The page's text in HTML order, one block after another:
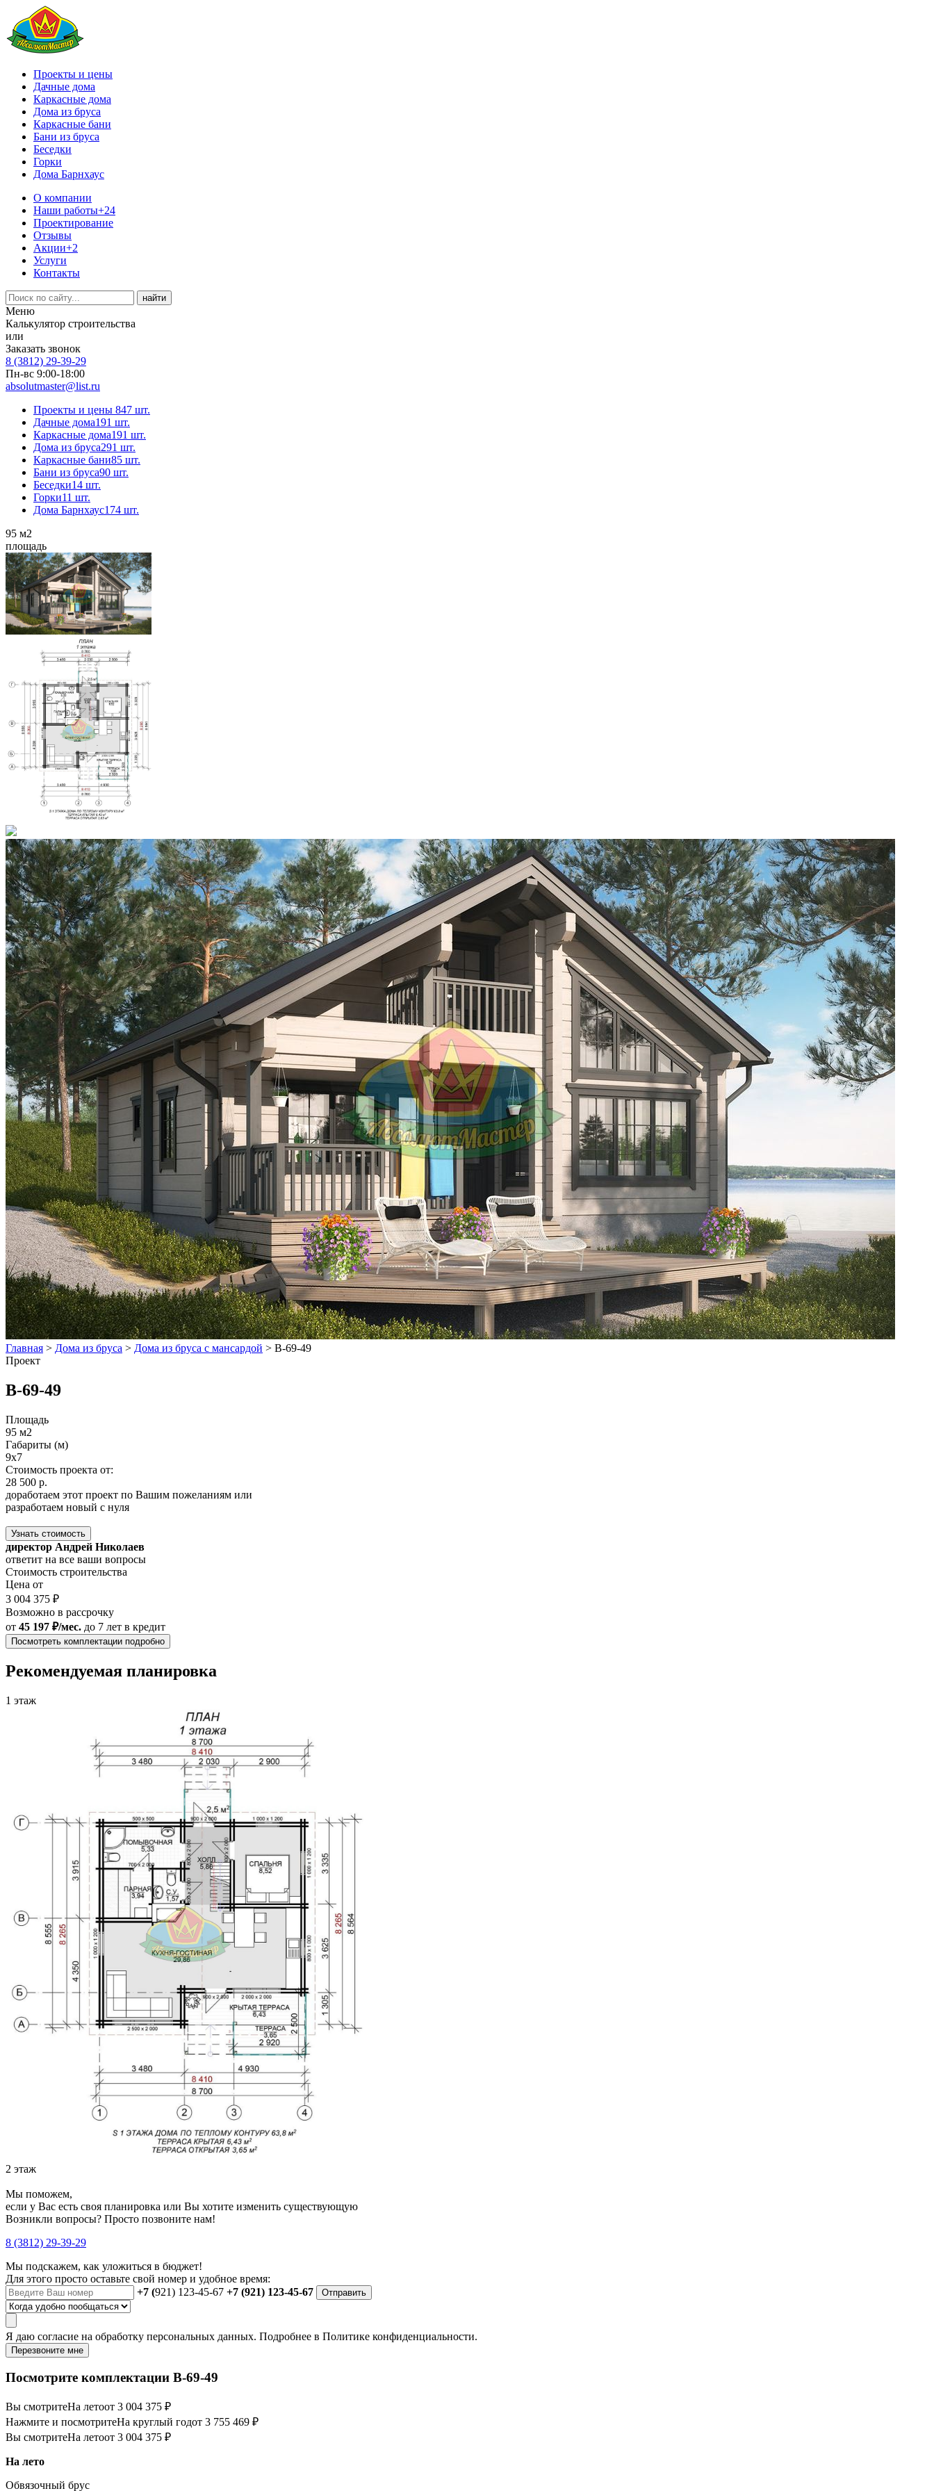
Проекты и цены
Дачные дома
Каркасные дома
Дома из бруса
Каркасные бани
Бани из бруса
Беседки
Горки
Дома Барнхаус
О компании
Наши работы+24
Проектирование
Отзывы
Акции+2
Услуги
Контакты
Меню
Калькулятор строительства
или
Заказать звонок
8 (3812) 29-39-29
Пн-вс 9:00-18:00
absolutmaster@list.ru
Проекты и цены 847 шт.
Дачные дома191 шт.
Каркасные дома191 шт.
Дома из бруса291 шт.
Каркасные бани85 шт.
Бани из бруса90 шт.
Беседки14 шт.
Горки11 шт.
Дома Барнхаус174 шт.
95 м2
площадь
Главная > Дома из бруса > Дома из бруса с мансардой > В-69-49
Проект
В-69-49
Площадь
95 м2
Габариты (м)
9х7
Стоимость проекта от:
28 500 р.
доработаем этот проект по Вашим пожеланиям или
разработаем новый с нуля
Узнать стоимость
директор Андрей Николаев
ответит на все ваши вопросы
Стоимость строительства
Цена от
3 004 375 ₽
Возможно в рассрочку
от 45 197 ₽/мес. до 7 лет в кредит
Посмотреть комплектации подробно
Рекомендуемая планировка
1 этаж
2 этаж
Мы поможем,
если у Вас есть своя планировка или Вы хотите изменить существующую
Возникли вопросы? Просто позвоните нам!
8 (3812) 29-39-29
Мы подскажем, как уложиться в бюджет!
Для этого просто оставьте свой номер и удобное время:
+7 (921) 123-45-67 +7 (921) 123-45-67 Отправить
Я даю согласие на обработку персональных данных. Подробнее в Политике конфиденциальности.
Перезвоните мне
Посмотрите комплектации В-69-49
Вы смотритеНа летоот 3 004 375 ₽
Нажмите и посмотритеНа круглый годот 3 755 469 ₽
Вы смотритеНа летоот 3 004 375 ₽
На лето
Обвязочный брус